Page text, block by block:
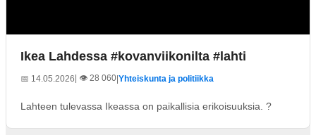
Ikea Lahdessa #kovanviikonilta #lahti
📅 14.05.2026| 👁️ 28 060 Yhteiskunta ja politiikka
Lahteen tulevassa Ikeassa on paikallisia erikoisuuksia. ?